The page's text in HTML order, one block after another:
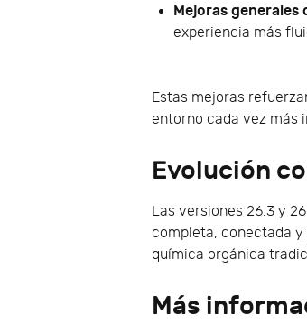
Mejoras
experiencia más
Estas mejoras
entorno cada vez más
Evolución
Las versiones 26.3 y
completa, conectada
química orgánica
Más